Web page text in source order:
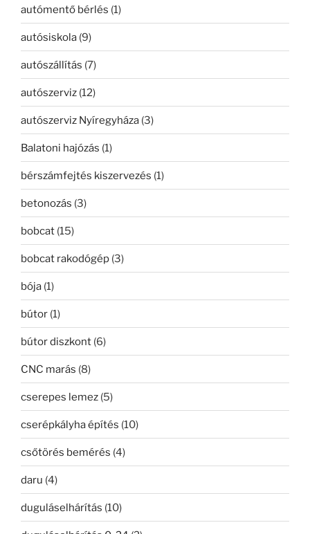
autómentő bérlés (1)
autósiskola (9)
autószállítás (7)
autószerviz (12)
autószerviz Nyíregyháza (3)
Balatoni hajózás (1)
bérszámfejtés kiszervezés (1)
betonozás (3)
bobcat (15)
bobcat rakodógép (3)
bója (1)
bútor (1)
bútor diszkont (6)
CNC marás (8)
cserepes lemez (5)
cserépkályha építés (10)
csőtörés bemérés (4)
daru (4)
duguláselhárítás (10)